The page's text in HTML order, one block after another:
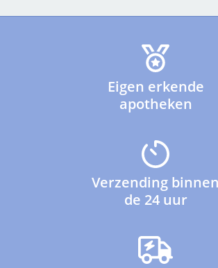
Eigen erkende
apotheken
Verzending binnen
de 24 uur